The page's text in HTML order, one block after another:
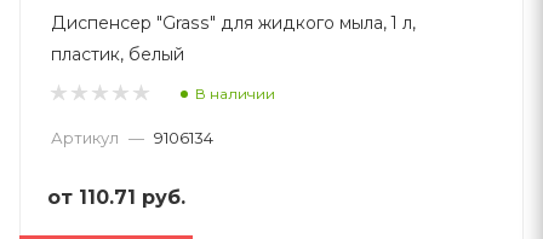
Диспенсер "Grass" для жидкого мыла, 1 л,
пластик, белый
В наличии
Артикул — 9106134
от 110.71 руб.